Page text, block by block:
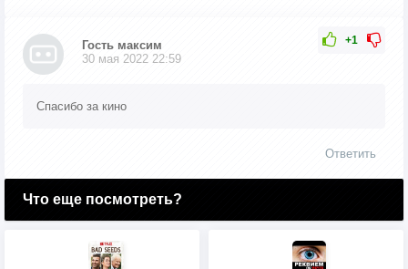
+1
Гость максим
30 мая 2022 22:59
Спасибо за кино
Ответить
Что еще посмотреть?